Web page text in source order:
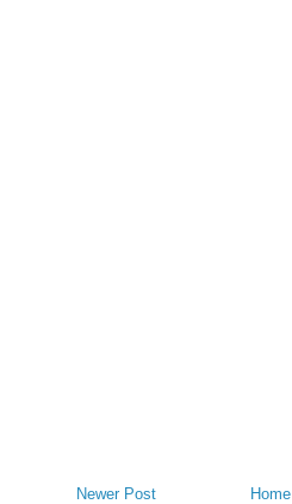
Newer Post Home